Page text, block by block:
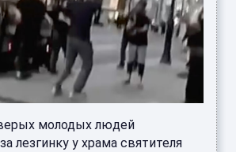
молодых людей
лезгинку у храма святителя